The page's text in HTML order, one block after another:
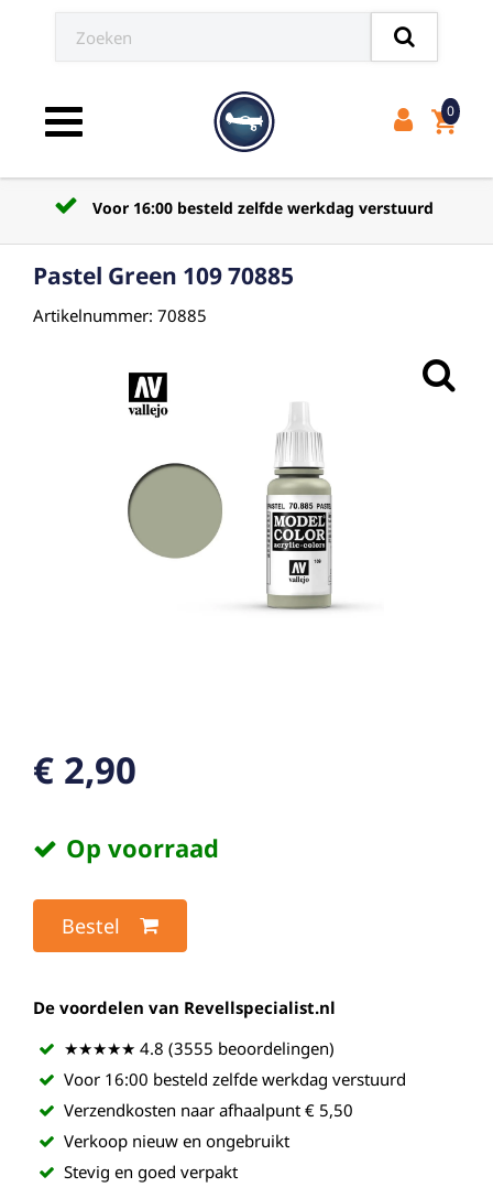
Toggle navigation shopping_cart
0
Voor 16:00 besteld zelfde werkdag verstuurd
Pastel Green 109 70885
Artikelnummer: 70885
€ 2,90
Op voorraad
Bestel
De voordelen van Revellspecialist.nl
★★★★★ 4.8 (3555 beoordelingen)
Voor 16:00 besteld zelfde werkdag verstuurd
Verzendkosten naar afhaalpunt € 5,50
Verkoop nieuw en ongebruikt
Stevig en goed verpakt